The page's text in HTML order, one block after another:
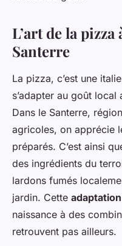
L’art de la
Santerre
La pizza, c’est une
s’adapter au goût
Dans le Santerre,
agricoles, on apprécie
préparés. C’est ainsi
des ingrédients du
lardons fumés
jardin. Cette
naissance à des
retrouvent pas ailleurs.